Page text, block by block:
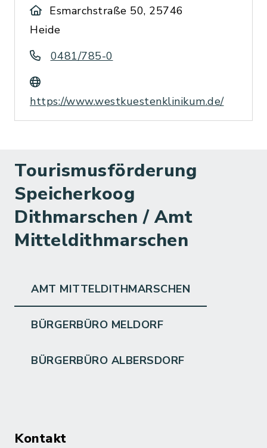
Esmarchstraße 50, 25746
Heide
0481/785-0
https://www.westkuestenklinikum.de/
Tourismusförderung
Speicherkoog
Dithmarschen / Amt
Mitteldithmarschen
AMT MITTELDITHMARSCHEN
BÜRGERBÜRO MELDORF
BÜRGERBÜRO ALBERSDORF
Kontakt